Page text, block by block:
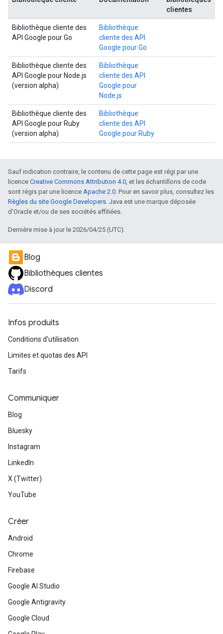
clientes
Bibliothèque cliente des
API Google pour Go
Bibliothèque
cliente des API
Google pour Go
Bibliothèque cliente des
API Google pour Node.js
(version alpha)
Bibliothèque
cliente des API
Google pour
Node.js
Bibliothèque cliente des
API Google pour Ruby
(version alpha)
Bibliothèque
cliente des API
Google pour Ruby
Sauf indication contraire, le contenu de cette page est régi par une
licence Creative Commons Attribution 4.0, et les échantillons de code
sont régis par une licence Apache 2.0. Pour en savoir plus, consultez les
Règles du site Google Developers. Java est une marque déposée
d'Oracle et/ou de ses sociétés affiliées.
Dernière mise à jour le 2026/04/25 (UTC).
Blog
Bibliothèques clientes
Discord
Infos produits
Conditions d'utilisation
Limites et quotas des API
Tarifs
Communiquer
Blog
Bluesky
Instagram
LinkedIn
X (Twitter)
YouTube
Créer
Android
Chrome
Firebase
Google AI Studio
Google Antigravity
Google Cloud